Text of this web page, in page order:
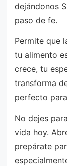
dejándonos
paso de fe.
Permite que
tu alimento
crece, tu
transforma
perfecto
No dejes
vida hoy.
prepárate